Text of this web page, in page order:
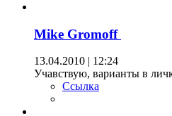
Mike Gromoff
13.04.2010 | 12:24
Учавствую, варианты в
Ссылка